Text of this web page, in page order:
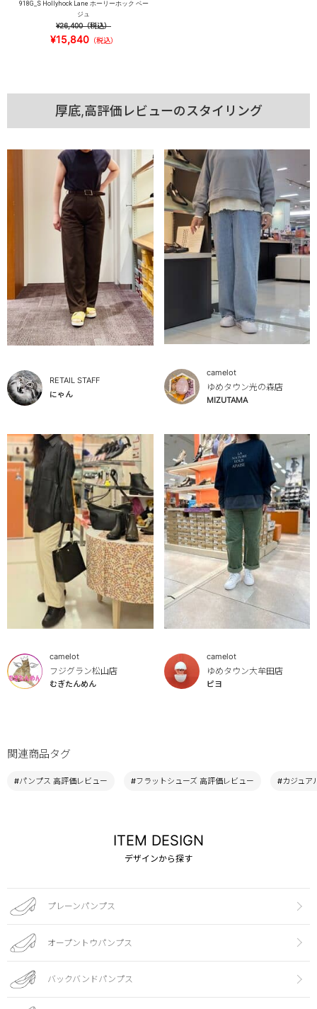
918G_S Hollyhock Lane ホーリーホック ベー
ジュ
¥26,400（税込）
¥15,840（税込）
厚底,高評価レビューのスタイリング
RETAIL STAFF
にゃん
camelot
ゆめタウン光の森店
MIZUTAMA
camelot
フジグラン松山店
むぎたんめん
camelot
ゆめタウン大牟田店
ピヨ
関連商品タグ
#パンプス 高評価レビュー #フラットシューズ 高評価レビュー #カジュア
ITEM DESIGN
デザインから探す
プレーンパンプス
オープントウパンプス
バックバンドパンプス